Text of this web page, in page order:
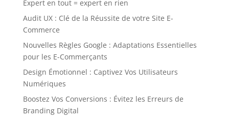
Expert en tout = expert en rien
Audit UX : Clé de la Réussite de votre Site E-
Commerce
Nouvelles Règles Google : Adaptations Essentielles
pour les E-Commerçants
Design Émotionnel : Captivez Vos Utilisateurs
Numériques
Boostez Vos Conversions : Évitez les Erreurs de
Branding Digital